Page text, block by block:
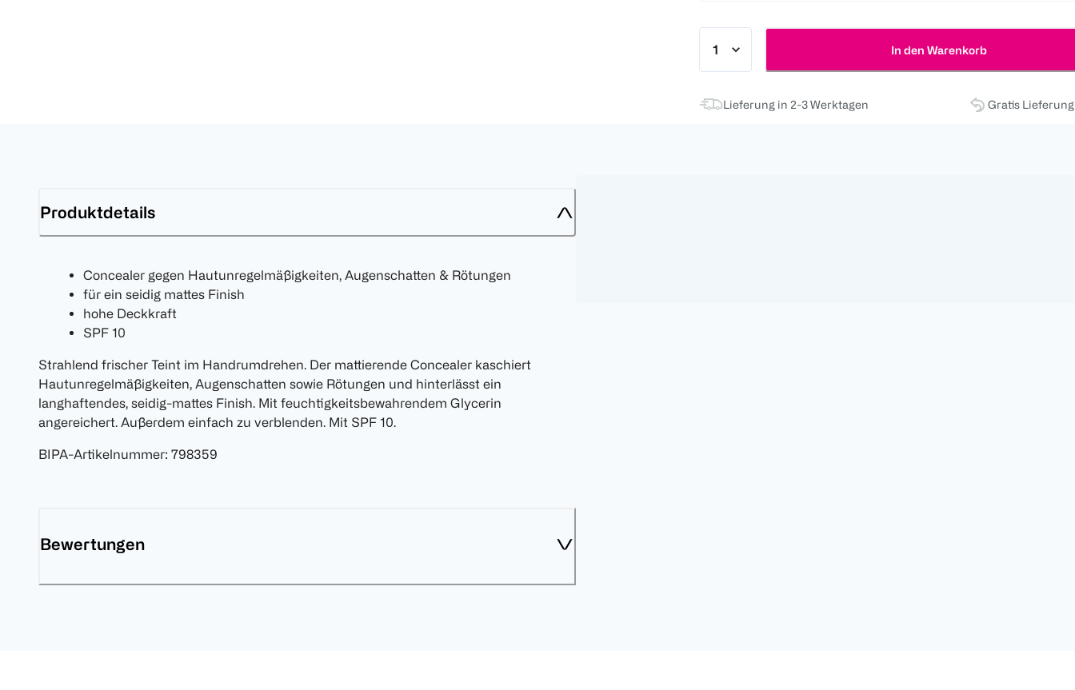
In den Warenkorb
Lieferung in 2-3 Werktagen Gratis
Produktdetails
Concealer gegen Hautunregelmäßigkeiten, Augenschatten & Rötungen
für ein seidig mattes Finish
hohe Deckkraft
SPF 10
Strahlend frischer Teint im Handrumdrehen. Der mattierende Concealer kaschiert
Hautunregelmäßigkeiten, Augenschatten sowie Rötungen und hinterlässt ein
langhaftendes, seidig-mattes Finish. Mit feuchtigkeitsbewahrendem Glycerin
angereichert. Außerdem einfach zu verblenden. Mit SPF 10.
BIPA-Artikelnummer: 798359
Bewertungen